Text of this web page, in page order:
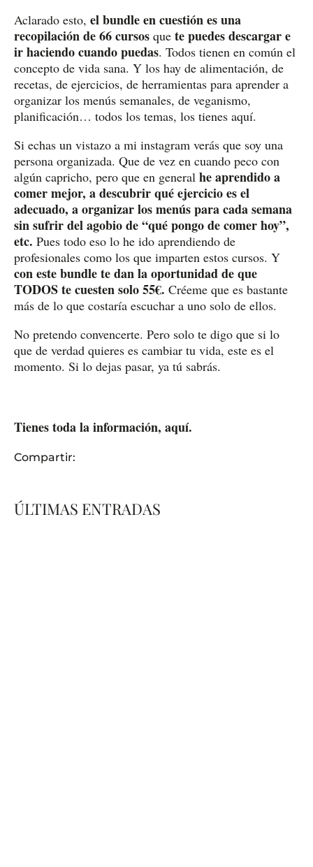
Aclarado esto, el bundle en cuestión es una
recopilación de 66 cursos que te puedes descargar e
ir haciendo cuando puedas. Todos tienen en común el
concepto de vida sana. Y los hay de alimentación, de
recetas, de ejercicios, de herramientas para aprender a
organizar los menús semanales, de veganismo,
planificación… todos los temas, los tienes aquí.
Si echas un vistazo a mi instagram verás que soy una
persona organizada. Que de vez en cuando peco con
algún capricho, pero que en general he aprendido a
comer mejor, a descubrir qué ejercicio es el
adecuado, a organizar los menús para cada semana
sin sufrir del agobio de “qué pongo de comer hoy”,
etc. Pues todo eso lo he ido aprendiendo de
profesionales como los que imparten estos cursos. Y
con este bundle te dan la oportunidad de que
TODOS te cuesten solo 55€. Créeme que es bastante
más de lo que costaría escuchar a uno solo de ellos.
No pretendo convencerte. Pero solo te digo que si lo
que de verdad quieres es cambiar tu vida, este es el
momento. Si lo dejas pasar, ya tú sabrás.
Tienes toda la información, aquí.
Compartir:
ÚLTIMAS ENTRADAS